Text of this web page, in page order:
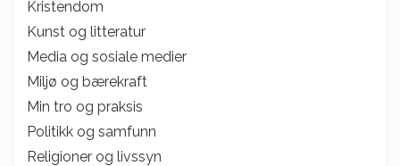
Kristendom
Kunst og litteratur
Media og sosiale medier
Miljø og bærekraft
Min tro og praksis
Politikk og samfunn
Religioner og livssyn